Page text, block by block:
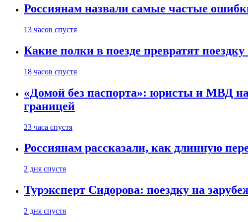
Россиянам назвали самые частые
13 часов спустя
Какие полки в поезде превратят
18 часов спустя
«Домой без паспорта»: юристы и МВД
границей
23 часа спустя
Россиянам рассказали, как длинную
2 дня спустя
Турэксперт Сидорова: поездку на
2 дня спустя